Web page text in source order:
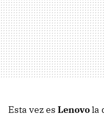
Esta vez es Lenovola